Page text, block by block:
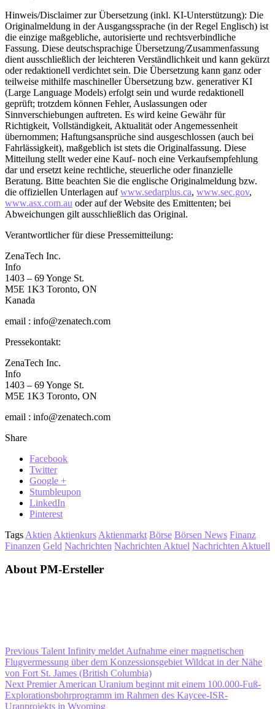
Hinweis/Disclaimer zur Übersetzung (inkl. KI-Unterstützung): Die
Originalmeldung in der Ausgangssprache (in der Regel Englisch) ist
die einzige maßgebliche, autorisierte und rechtsverbindliche
Fassung. Diese deutschsprachige Übersetzung/Zusammenfassung
dient ausschließlich der leichteren Verständlichkeit und kann gekürzt
oder redaktionell verdichtet sein. Die Übersetzung kann ganz oder
teilweise mithilfe maschineller Übersetzung bzw. generativer KI
(Large Language Models) erfolgt sein und wurde redaktionell
geprüft; trotzdem können Fehler, Auslassungen oder
Sinnverschiebungen auftreten. Es wird keine Gewähr für
Richtigkeit, Vollständigkeit, Aktualität oder Angemessenheit
übernommen; Haftungsansprüche sind ausgeschlossen (auch bei
Fahrlässigkeit), maßgeblich ist stets die Originalfassung. Diese
Mitteilung stellt weder eine Kauf- noch eine Verkaufsempfehlung
dar und ersetzt keine rechtliche, steuerliche oder finanzielle
Beratung. Bitte beachten Sie die englische Originalmeldung bzw.
die offiziellen Unterlagen aufwww.sedarplus.ca, www.sec.gov,
www.asx.com.au oder auf der Website des Emittenten; bei
Abweichungen gilt ausschließlich das Original.
Verantwortlicher für diese Pressemitteilung:
ZenaTech Inc.
Info
1403 – 69 Yonge St.
M5E 1K3 Toronto, ON
Kanada
email : info@zenatech.com
Pressekontakt:
ZenaTech Inc.
Info
1403 – 69 Yonge St.
M5E 1K3 Toronto, ON
email : info@zenatech.com
Share
Facebook
Twitter
Google +
Stumbleupon
LinkedIn
Pinterest
Tags Aktien Aktienkurs Aktienmarkt Börse Börsen News Finanz
Finanzen Geld Nachrichten Nachrichten Aktuel Nachrichten Aktuell
About PM-Ersteller
Previous Talent Infinity meldet Aufnahme einer magnetischen
Flugvermessung über dem Konzessionsgebiet Wildcat in der Nähe
von Fort St. James (British Columbia)
Next Premier American Uranium beginnt mit einem 100.000-Fuß-
Explorationsbohrprogramm im Rahmen des Kaycee-ISR-
Uranprojekts in Wyoming